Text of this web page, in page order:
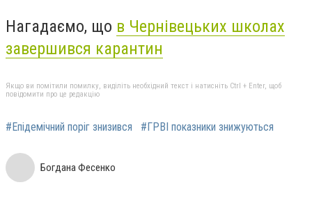
Нагадаємо, що в Чернівецьких школах
завершився карантин
Якщо ви помітили помилку, виділіть необхідний текст і натисніть Ctrl + Enter, щоб
повідомити про це редакцію
#Епідемічний поріг знизився #ГРВІ показники знижуються
Богдана Фесенко